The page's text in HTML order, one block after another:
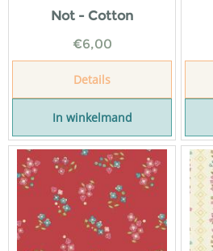
Not - Cotton
€6,00
Details
In winkelmand